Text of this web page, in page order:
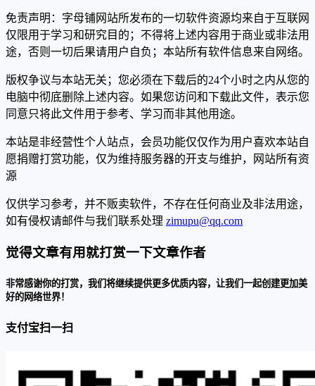
免责声明：字母铺网站所发布的一切软件资源均来自于互联网
仅限用于学习和研究目的；不得将上述内容用于商业或非法用
途，否则一切后果请用户自负；本站所有软件信息来自网络。
版权争议与本站无关；您必须在下载后的24个小时之内从您的
电脑中彻底删除上述内容。如果您访问和下载此文件，表示您
同意只将此文件用于参考、学习而非其他用途。
本站是非经营性个人站点，会员功能仅仅作为用户喜欢本站自
愿捐赠打赏功能，仅为维持服务器的开支与维护，网站所有资
源
仅供学习参考，并不贩卖软件，不存在任何商业及非法用途，
如有侵权请邮件与我们联系处理 zimupu@qq.com
觉得文章有用就打赏一下文章作者
非常感谢你的打赏，我们将继续提供更多优质内容，让我们一起创建更加美
好的网络世界！
支付宝扫一扫